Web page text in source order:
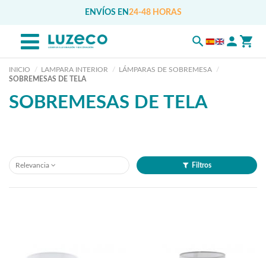
ENVÍOS EN 24-48 HORAS
INICIO LAMPARA INTERIOR
LÁMPARAS DE SOBREMESA
SOBREMESAS DE TELA
SOBREMESAS DE TELA
Relevancia Filtros